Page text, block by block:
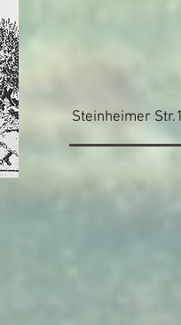
Steinheimer